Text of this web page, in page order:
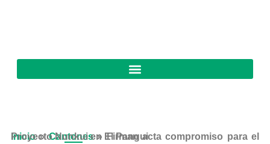
Inicio»Cantones»
Firman acta compromiso para el Proyecto Nunkui en El Pangui